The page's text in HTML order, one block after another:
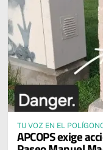
TU VOZ EN EL
APCOPS exige